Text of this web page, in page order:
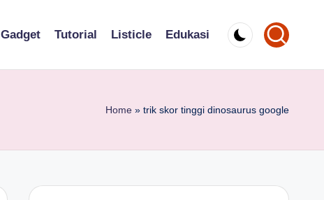
Gadget Tutorial Listicle Edukasi
Home » trik skor tinggi dinosaurus google